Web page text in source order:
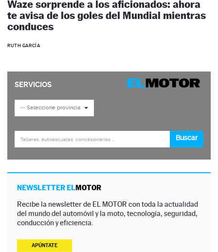
Waze sorprende a los aficionados: ahora
te avisa de los goles del Mundial mientras
conduces
RUTH GARCÍA
NEWSLETTER ELMOTOR
Recibe la newsletter de EL MOTOR con toda la actualidad
del mundo del automóvil y la moto, tecnología, seguridad,
conducción y eficiencia.
APÚNTATE